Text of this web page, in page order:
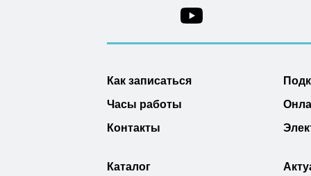
Как записаться
Часы работы
Контакты
Каталог